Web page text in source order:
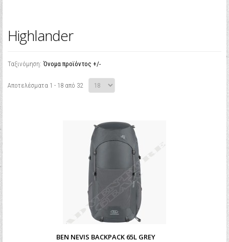
Highlander
Ταξινόμηση: Όνομα προϊόντος +/-
Αποτελέσματα 1 - 18 από 32
BEN NEVIS BACKPACK 65L GREY